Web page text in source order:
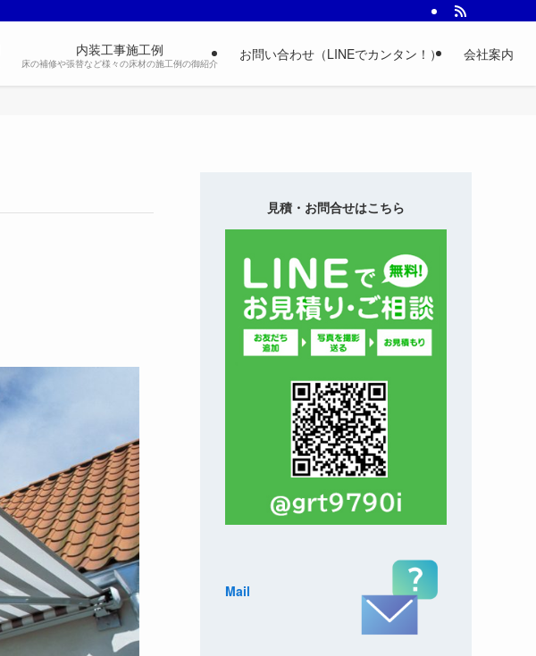
内装工事施工例
床の補修や張替など様々の床材の施工例の御紹介
お問い合わせ（LINEでカンタン！） 会社案内
見積・お問合せはこちら
Mail